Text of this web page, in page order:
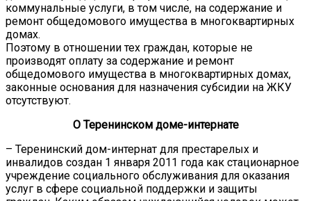
коммунальные услуги, в том числе, на содержание и
ремонт общедомового имущества в многоквартирных
домах.
Поэтому в отношении тех граждан, которые не
производят оплату за содержание и ремонт
общедомового имущества в многоквартирных домах,
законные основания для назначения субсидии на ЖКУ
отсутствуют.
О Теренинском доме-интернате
– Теренинский дом-интернат для престарелых и
инвалидов создан 1 января 2011 года как стационарное
учреждение социального обслуживания для оказания
услуг в сфере социальной поддержки и защиты